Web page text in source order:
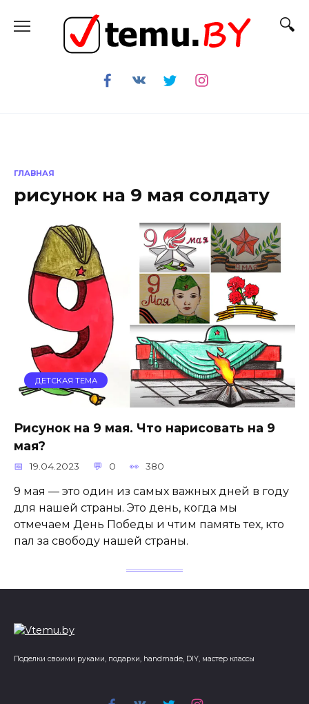
содержанию
ГЛАВНАЯ
рисунок на 9 мая солдату
ДЕТСКАЯ ТЕМА
Рисунок на 9 мая. Что нарисовать на 9
мая?
19.04.2023 0 380
9 мая — это один из самых важных дней в году
для нашей страны. Это день, когда мы
отмечаем День Победы и чтим память тех, кто
пал за свободу нашей страны.
Поделки своими руками, подарки, handmade, DIY, мастер классы